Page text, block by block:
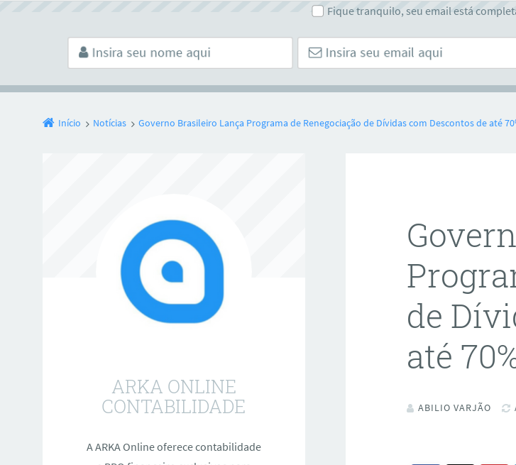
Fique tranquilo, seu email está
Início Notícias Governo Brasileiro Lança Programa de Renegociação de Dívidas com Descontos de até
de
até
ABILIO VARJÃO
ARKA ONLINE
CONTABILIDADE
A ARKA Online oferece contabilidade